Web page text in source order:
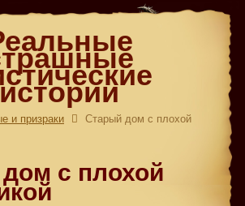
истории
и призраки
Старый дом с плохой
с плохой